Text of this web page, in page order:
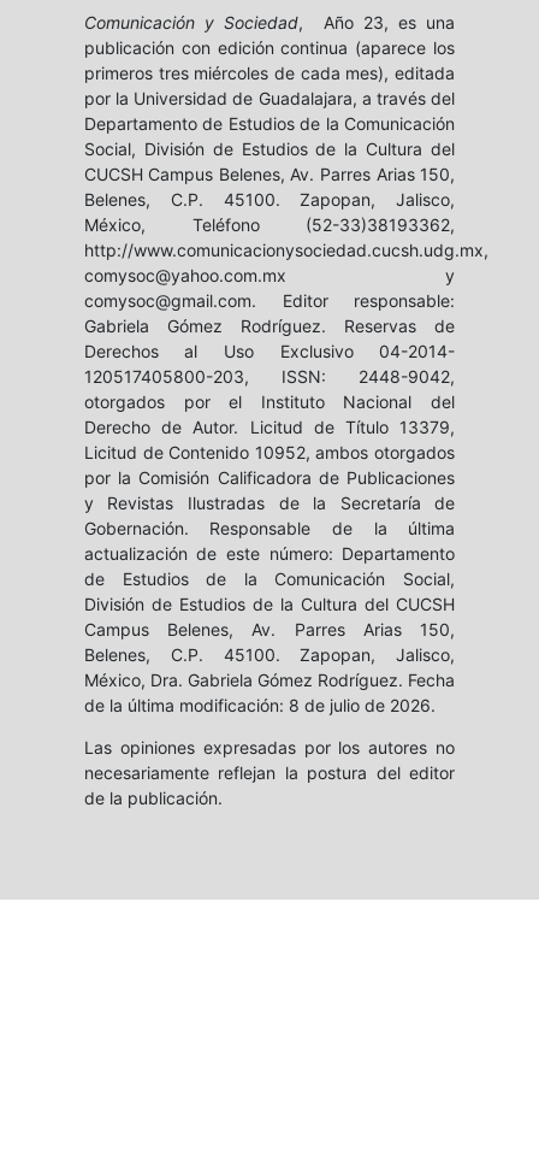
Comunicación y Sociedad, Año 23, es una
publicación con edición continua (aparece los
primeros tres miércoles de cada mes), editada
por la Universidad de Guadalajara, a través del
Departamento de Estudios de la Comunicación
Social, División de Estudios de la Cultura del
CUCSH Campus Belenes, Av. Parres Arias 150,
Belenes, C.P. 45100. Zapopan, Jalisco,
México, Teléfono (52-33)38193362,
http://www.comunicacionysociedad.cucsh.udg.mx,
comysoc@yahoo.com.mx y
comysoc@gmail.com. Editor responsable:
Gabriela Gómez Rodríguez. Reservas de
Derechos al Uso Exclusivo 04-2014-
120517405800-203, ISSN: 2448-9042,
otorgados por el Instituto Nacional del
Derecho de Autor. Licitud de Título 13379,
Licitud de Contenido 10952, ambos otorgados
por la Comisión Calificadora de Publicaciones
y Revistas Ilustradas de la Secretaría de
Gobernación. Responsable de la última
actualización de este número: Departamento
de Estudios de la Comunicación Social,
División de Estudios de la Cultura del CUCSH
Campus Belenes, Av. Parres Arias 150,
Belenes, C.P. 45100. Zapopan, Jalisco,
México, Dra. Gabriela Gómez Rodríguez. Fecha
de la última modificación: 8 de julio de 2026.
Las opiniones expresadas por los autores no
necesariamente reflejan la postura del editor
de la publicación.